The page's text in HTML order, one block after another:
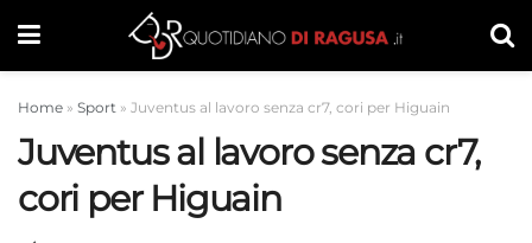
Home » Sport » Juventus al lavoro senza cr7, cori per Higuain
Juventus al lavoro senza cr7,
cori per Higuain